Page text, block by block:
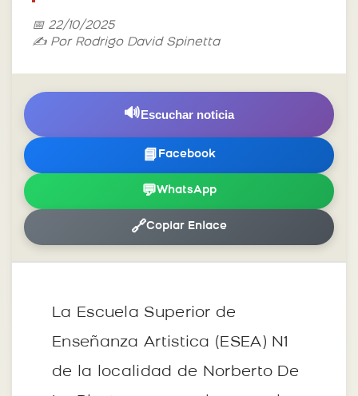
📅 22/10/2025
✍️ Por Rodrigo David Spinetta
🔊Escuchar noticia
📘 Facebook
💬WhatsApp
🔗Copiar Enlace
La Escuela Superior de
Enseñanza Artistica (ESEA) N1
de la localidad de Norberto De